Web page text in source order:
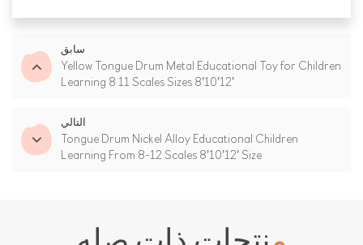
سابق
Yellow Tongue Drum Metal Educational Toy for Children
Learning 8 11 Scales Sizes 8'10'12'
التالي
Tongue Drum Nickel Alloy Educational Children
Learning From 8-12 Scales 8'10'12' Size